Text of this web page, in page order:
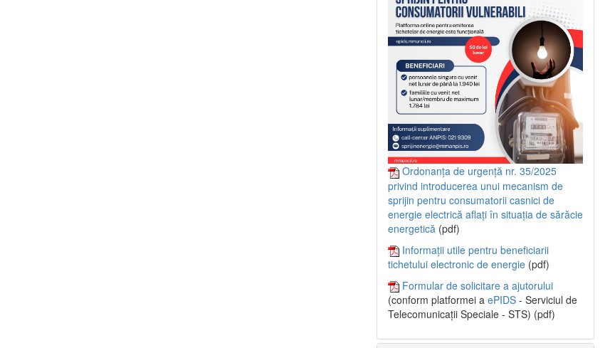
Ordonanța de urgență nr. 35/2025
privind introducerea unui mecanism de
sprijin pentru consumatorii casnici de
energie electrică aflați în situația de sărăcie
energetică (pdf)
Informații utile pentru beneficiarii
tichetului electronic de energie (pdf)
Formular de solicitare a ajutorului
(conform platformei a ePIDS - Serviciul de
Telecomunicații Speciale - STS) (pdf)